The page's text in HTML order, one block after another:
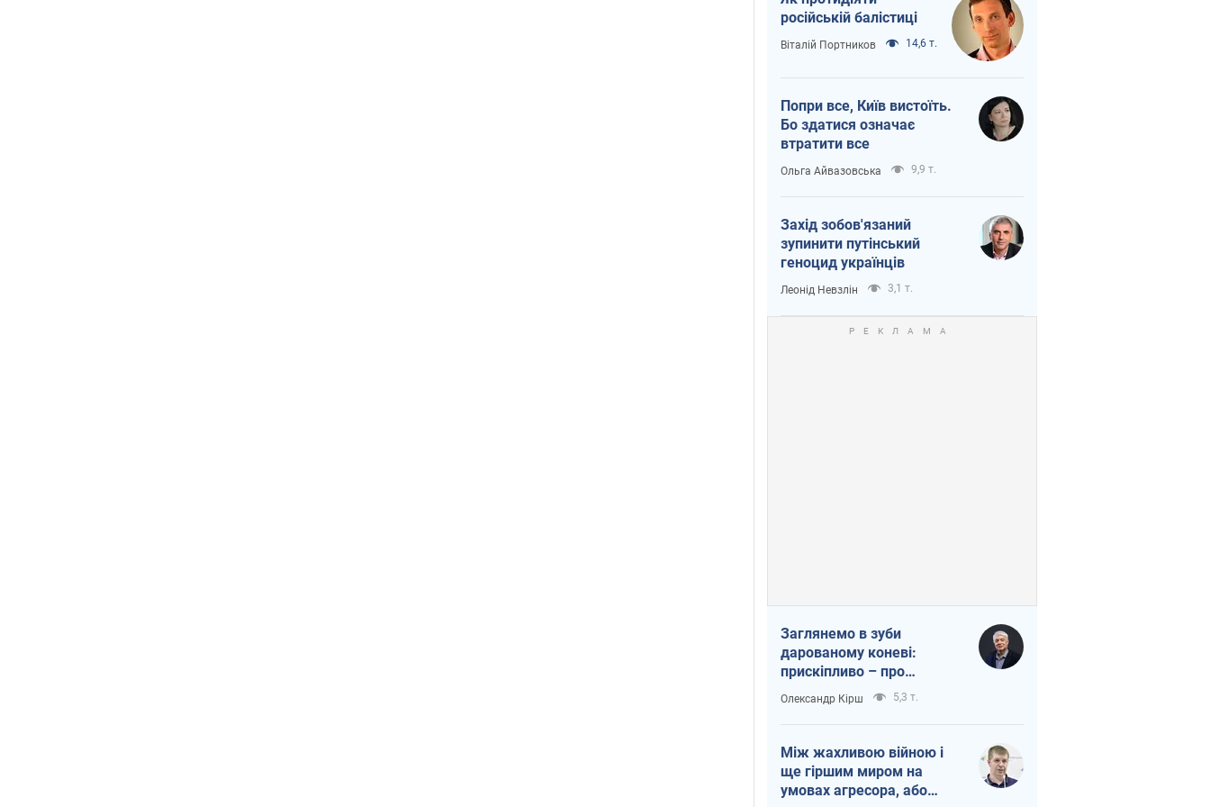
російській балістиці
Віталій Портников 14,6 т.
Попри все, Київ вистоїть.
Бо здатися означає
втратити все
Ольга Айвазовська 9,9 т.
Захід зобов'язаний
зупинити путінський
геноцид українців
Леонід Невзлін 3,1 т.
Заглянемо в зуби
дарованому коневі:
прискіпливо – про
допомогу Україні
Олександр Кірш 5,3 т.
Між жахливою війною і
ще гіршим миром на
умовах агресора, або